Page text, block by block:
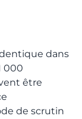
dans
000
être
de scrutin